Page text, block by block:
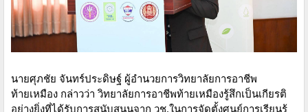
นายศุภชัย จันทร์ประดิษฐ์ ผู้อำนวยการวิทยาลัยการอาชีพ
ท้ายเหมือง กล่าวว่า วิทยาลัยการอาชีพท้ายเหมืองรู้สึกเป็นเกียรติ
อย่างยิ่งที่ได้รับการสนับสนุนจาก วช.ในการจัดตั้งศูนย์การเรียนรู้